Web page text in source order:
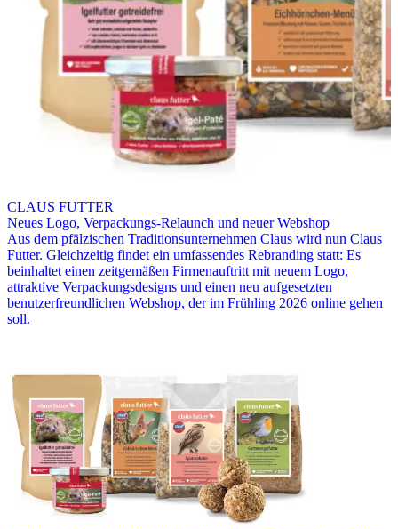
CLAUS FUTTER
Neues Logo, Verpackungs-Relaunch und neuer Webshop
Aus dem pfälzischen Traditionsunternehmen Claus wird nun Claus
Futter. Gleichzeitig findet ein umfassendes Rebranding statt: Es
beinhaltet einen zeitgemäßen Firmenauftritt mit neuem Logo,
attraktive Verpackungsdesigns und einen neu aufgesetzten
benutzerfreundlichen Webshop, der im Frühling 2026 online gehen
soll.